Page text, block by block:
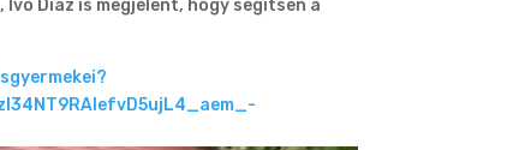
Díaz is megjelent, hogy segítsen a